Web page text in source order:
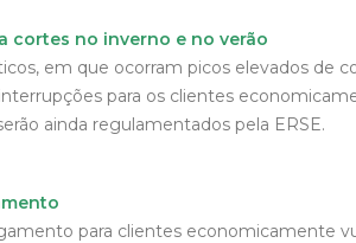
cortes no inverno e no verão
em que ocorram picos elevados de
para os clientes
ainda regulamentados pela ERSE.
para clientes economicamente